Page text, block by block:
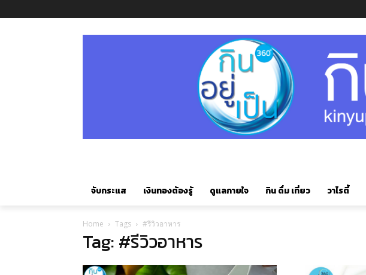
จับกระแส เงินทองต้องรู้ ดูแลกายใจ กิน ดื่ม เที่ยว วาไรตี้
Home Tags #รีวิวอาหาร
Tag: #รีวิวอาหาร